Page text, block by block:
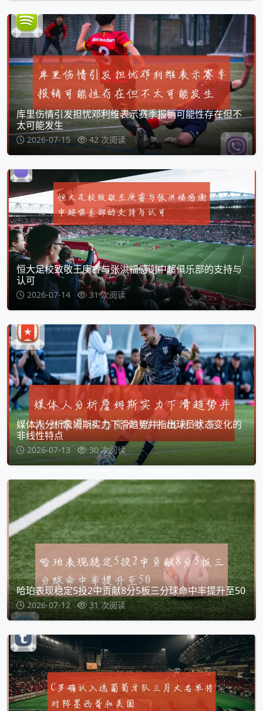
库里伤情引发担忧邓利维表示赛季报销可能性存在但不
太可能发生
2026-07-15 42 次阅读
恒大足校致敬王庚睿与张洪福感谢中超俱乐部的支持与
认可
2026-07-14 31 次阅读
媒体人分析詹姆斯实力下滑趋势并指出球员状态变化的
非线性特点
2026-07-13 30 次阅读
哈珀表现稳定5投2中贡献8分5板三分球命中率提升至50
2026-07-12 31 次阅读